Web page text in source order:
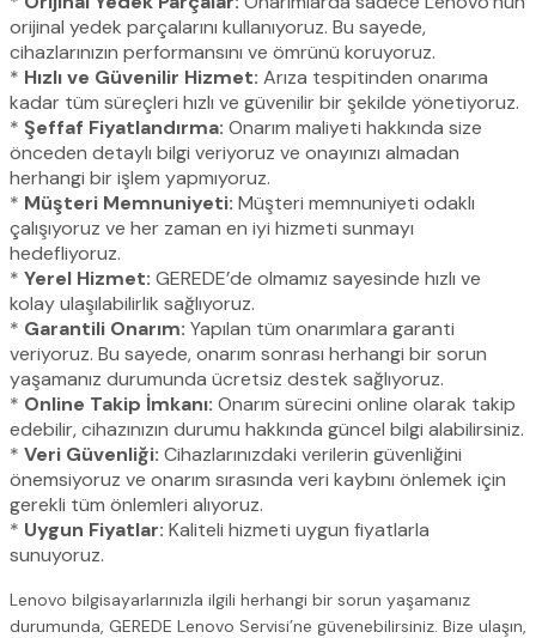
orijinal yedek parçalarını kullanıyoruz. Bu sayede,
cihazlarınızın performansını ve ömrünü koruyoruz.
* Hızlı ve Güvenilir Hizmet: Arıza tespitinden onarıma
kadar tüm süreçleri hızlı ve güvenilir bir şekilde yönetiyoruz.
* Şeffaf Fiyatlandırma: Onarım maliyeti hakkında size
önceden detaylı bilgi veriyoruz ve onayınızı almadan
herhangi bir işlem yapmıyoruz.
* Müşteri Memnuniyeti: Müşteri memnuniyeti odaklı
çalışıyoruz ve her zaman en iyi hizmeti sunmayı
hedefliyoruz.
* Yerel Hizmet: GEREDE’de olmamız sayesinde hızlı ve
kolay ulaşılabilirlik sağlıyoruz.
* Garantili Onarım: Yapılan tüm onarımlara garanti
veriyoruz. Bu sayede, onarım sonrası herhangi bir sorun
yaşamanız durumunda ücretsiz destek sağlıyoruz.
* Online Takip İmkanı: Onarım sürecini online olarak takip
edebilir, cihazınızın durumu hakkında güncel bilgi alabilirsiniz.
* Veri Güvenliği: Cihazlarınızdaki verilerin güvenliğini
önemsiyoruz ve onarım sırasında veri kaybını önlemek için
gerekli tüm önlemleri alıyoruz.
* Uygun Fiyatlar: Kaliteli hizmeti uygun fiyatlarla
sunuyoruz.
Lenovo bilgisayarlarınızla ilgili herhangi bir sorun yaşamanız
durumunda, GEREDE Lenovo Servisi’ne güvenebilirsiniz. Bize ulaşın,